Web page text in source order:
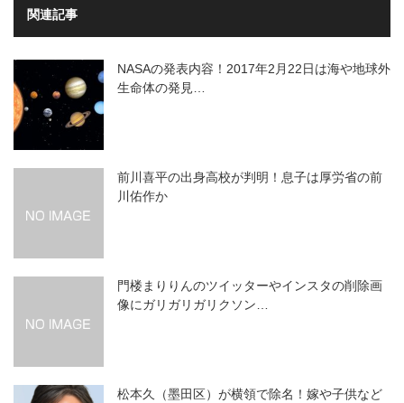
関連記事
NASAの発表内容！2017年2月22日は海や地球外
生命体の発見…
前川喜平の出身高校が判明！息子は厚労省の前
川佑作か
門楼まりりんのツイッターやインスタの削除画
像にガリガリガリクソン…
松本久（墨田区）が横領で除名！嫁や子供など